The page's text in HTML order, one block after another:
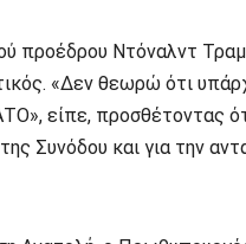
προέδρου Ντόναλντ
«Δεν θεωρώ ότι
είπε, προσθέτοντας
Συνόδου και για την